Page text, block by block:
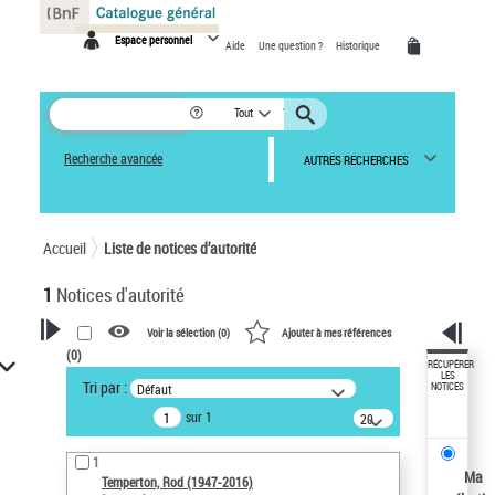
Espace personnel Aide Une question ? Historique
Tout
Recherche avancée AUTRES RECHERCHES
Accueil Liste de notices d’autorité
1 Notices d'autorité
VOTRE RECHERCHE
Recherche avancée dans les
notices d’autorité
Œuvres liées à l'auteur :
Temperton, Rod (1947-2016)
Voir la sélection (0) Ajouter à mes références
(0)
Tri par : Défaut
sur 1
20
résultats/page
1
Temperton, Rod (1947-2016)
RÉCUPÉRER
LES
NOTICES
Ma
Panneau de gestion des cookies